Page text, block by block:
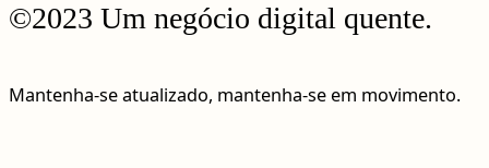
©2023 Um negócio digital quente.
Mantenha-se atualizado, mantenha-se em movimento.